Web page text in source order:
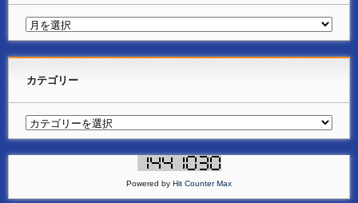
カテゴリー
Powered by Hit Counter Max